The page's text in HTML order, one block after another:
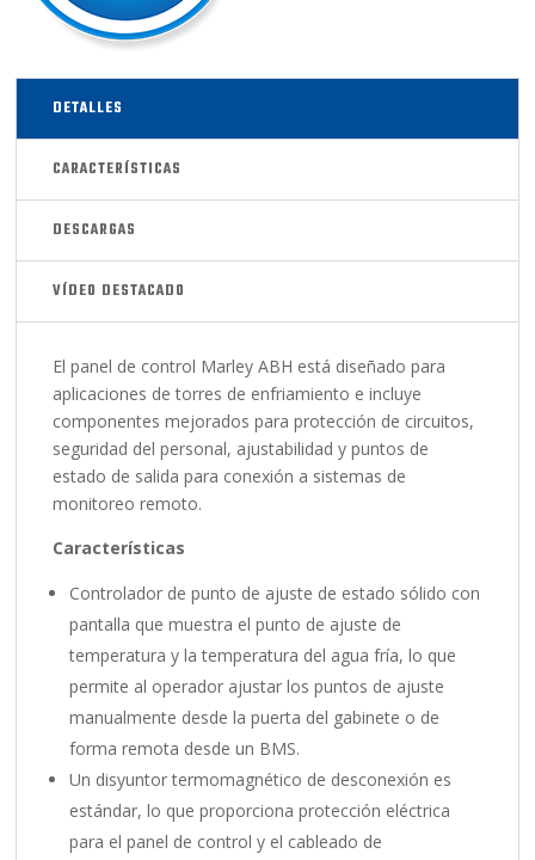
DETALLES
CARACTERÍSTICAS
DESCARGAS
VÍDEO DESTACADO
El panel de control Marley ABH está diseñado para
aplicaciones de torres de enfriamiento e incluye
componentes mejorados para protección de circuitos,
seguridad del personal, ajustabilidad y puntos de
estado de salida para conexión a sistemas de
monitoreo remoto.
Características
Controlador de punto de ajuste de estado sólido con
pantalla que muestra el punto de ajuste de
temperatura y la temperatura del agua fría, lo que
permite al operador ajustar los puntos de ajuste
manualmente desde la puerta del gabinete o de
forma remota desde un BMS.
Un disyuntor termomagnético de desconexión es
estándar, lo que proporciona protección eléctrica
para el panel de control y el cableado de